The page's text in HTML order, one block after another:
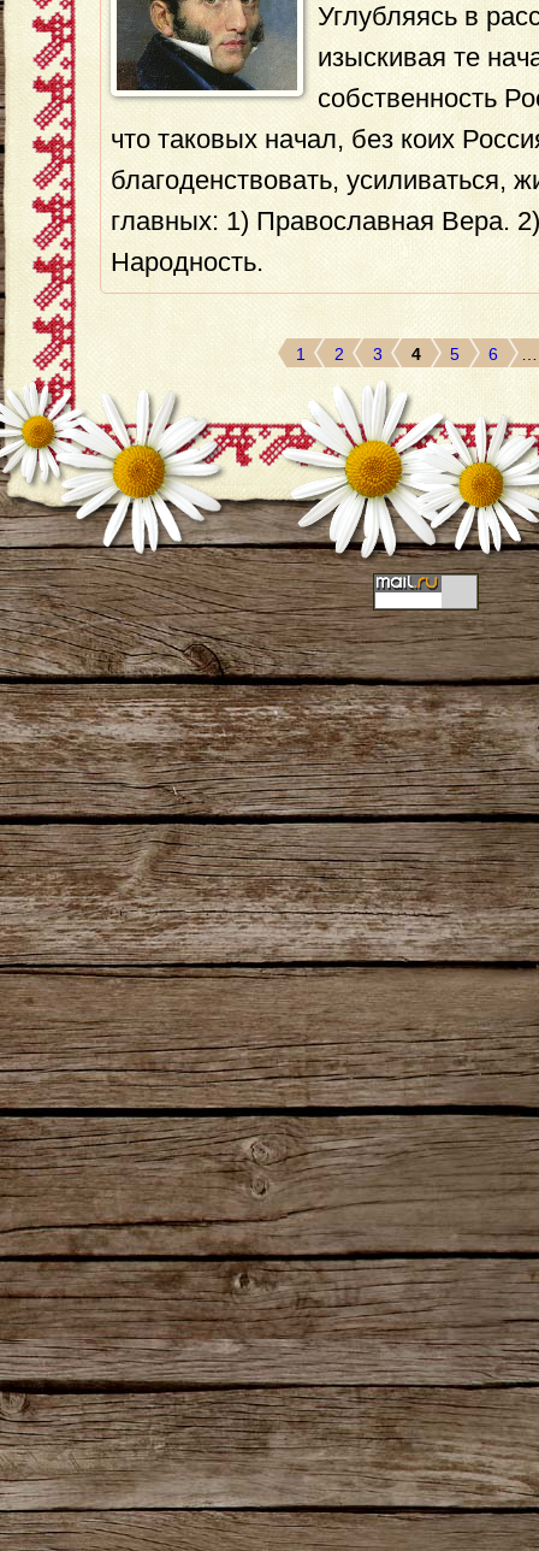
Углубляясь в
изыскивая те
собственность
что таковых начал, без коих
благоденствовать, усиливаться,
главных: 1) Православная Вера.
Народность.
1 2 3 4 5 6